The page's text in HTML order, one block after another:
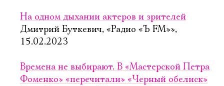
На одном дыхании актеров и зрителей
Дмитрий Буткевич, «Радио «Ъ FM»»,
15.02.2023
Времена не выбирают. В «Мастерской Петра
Фоменко» «перечитали» «Черный обелиск»